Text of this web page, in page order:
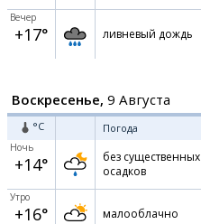
Вечер
+17° ливневый дождь
Воскресенье, 9 Августа
°C Погода
Ночь
+14°
без существенных
осадков
Утро
+16° малооблачно